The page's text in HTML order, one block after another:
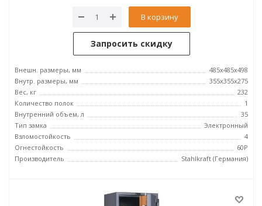
В корзину
Запросить скидку
Внешн. размеры, мм
485х485х498
Внутр. размеры, мм
355х355х275
Вес, кг
232
Количество полок
1
Внутренний объем, л
35
Тип замка
Электронный
Взломостойкость
4
Огнестойкость
60P
Производитель
Stahlkraft (Германия)